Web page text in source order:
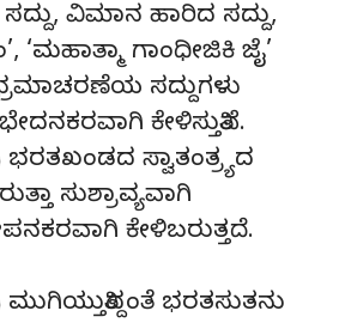
ವಿಮಾನ ಹಾರಿದ ಸದ್ದು,
‘ಮಹಾತ್ಮಾ ಗಾಂಧೀಜಿಕಿ ಜೈ’
ಸದ್ದುಗಳು
ಕೇಳಿಸುತ್ತಿವೆ.
ಭರತಖಂಡದ ಸ್ವಾತಂತ್ರ್ಯದ
ಸುಶ್ರಾವ್ಯವಾಗಿ
ಕೇಳಿಬರುತ್ತದೆ.
ಭರತಸುತನು